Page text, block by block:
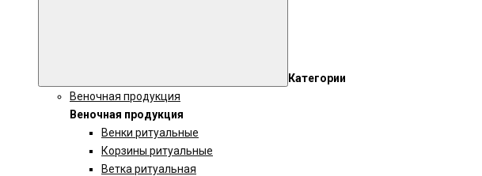
Категории
Веночная продукция
Веночная продукция
Венки ритуальные
Корзины ритуальные
Ветка ритуальная